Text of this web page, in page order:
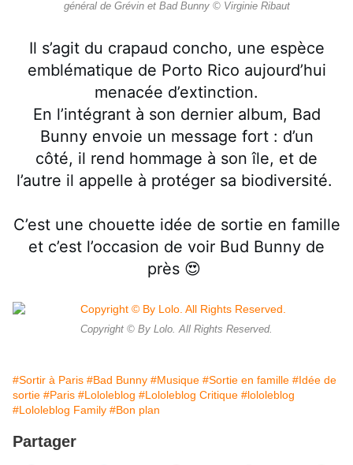
général de Grévin et Bad Bunny © Virginie Ribaut
Il s’agit du crapaud concho, une espèce
emblématique de Porto Rico aujourd’hui
menacée d’extinction.
En l’intégrant à son dernier album, Bad
Bunny envoie un message fort : d’un
côté, il rend hommage à son île, et de
l’autre il appelle à protéger sa biodiversité.
C’est une chouette idée de sortie en famille
et c’est l’occasion de voir Bud Bunny de
près 😍
Copyright © By Lolo. All Rights Reserved.
#Sortir à Paris #Bad Bunny #Musique #Sortie en famille #Idée de
sortie #Paris #Lololeblog #Lololeblog Critique #lololeblog
#Lololeblog Family #Bon plan
Partager